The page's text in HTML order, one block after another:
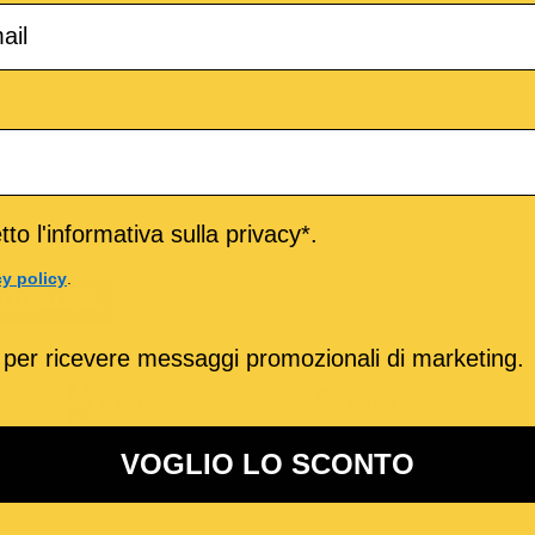
l'informativa sulla privacy*.
policy
ricevere messaggi promozionali di marketing.
VOGLIO LO SCONTO